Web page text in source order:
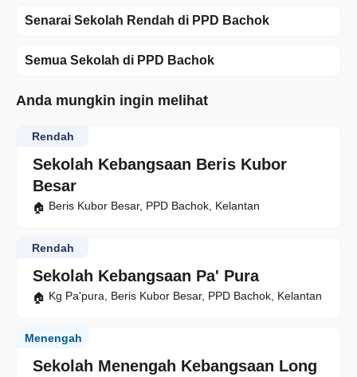
Senarai Sekolah Rendah di PPD Bachok
Semua Sekolah di PPD Bachok
Anda mungkin ingin melihat
Sekolah Kebangsaan Beris Kubor
Besar
Rendah
Beris Kubor Besar, PPD Bachok, Kelantan
Sekolah Kebangsaan Pa' Pura
Rendah
Kg Pa'pura, Beris Kubor Besar, PPD Bachok, Kelantan
Sekolah Menengah Kebangsaan Long
Menengah